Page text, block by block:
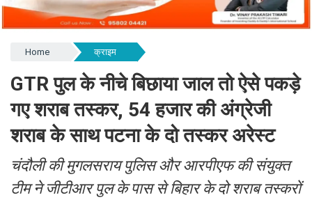
Home क्राइम
GTR पुल के नीचे बिछाया जाल तो ऐसे पकड़े
गए शराब तस्कर, 54 हजार की अंग्रेजी
शराब के साथ पटना के दो तस्कर अरेस्ट
चंदौली की मुगलसराय पुलिस और आरपीएफ की संयुक्त
टीम ने जीटीआर पुल के पास से बिहार के दो शराब तस्करों